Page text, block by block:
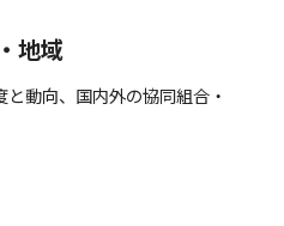
地域
動向、国内外の協同組合・